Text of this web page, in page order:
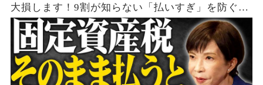
大損します！9割が知らない「払いすぎ」を防ぐ通
知書の罠